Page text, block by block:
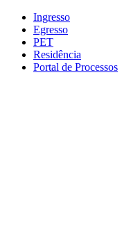
Conteúdo principal
Ingresso
Egresso
PET
Residência
Portal de Processos